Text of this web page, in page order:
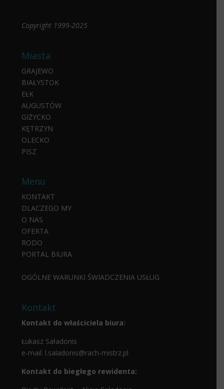
Copyright 1999-2025
Miasta
GRAJEWO
BIAŁYSTOK
EŁK
AUGUSTÓW
GIŻYCKO
KĘTRZYN
OLECKO
PISZ
Menu
KONTAKT
DLACZEGO MY
O NAS
OFERTA
RODO
PORTAL BIURA
OGÓLNE WARUNKI ŚWIADCZENIA USŁUG
Kontakt
Kontakt do właściciela biura:
Łukasz Saładonis
e-mail: l.saladonis@rach-mistrz.pl
Kontakt do biegłego rewidenta: